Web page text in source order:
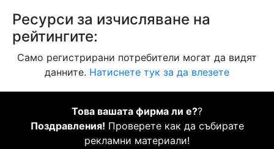
Ресурси за изчисляване на
рейтингите:
Само регистрирани потребители могат да видят
данните. Натиснете тук за да влезете
Това вашата фирма ли е??
Поздравления! Проверете как да събирате
рекламни материали!